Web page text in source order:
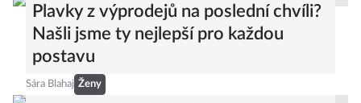
Plavky z výprodejů na poslední chvíli?
Našli jsme ty nejlepší pro každou
postavu
Sára Blahaj Ženy